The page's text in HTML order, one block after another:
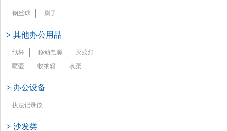
钢丝球 刷子
> 其他办公用品
纸杯 移动电源
灭蚊灯
喷壶
收纳箱 衣架
> 办公设备
执法记录仪
> 沙发类